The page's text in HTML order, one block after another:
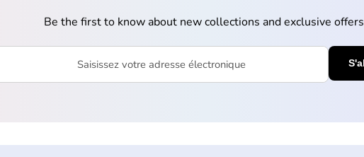
Be the first to know about new collections and exclusive
Saisissez votre adresse électronique